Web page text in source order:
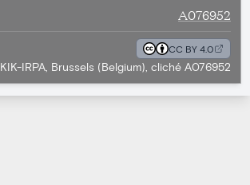
A076952
CC BY 4.0
KIK-IRPA, Brussels (Belgium), cliché A076952